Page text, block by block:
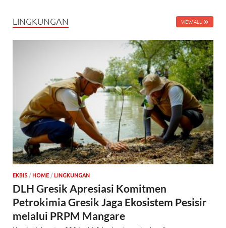
LINGKUNGAN VIEW ALL
EKBIS/ HOME / LINGKUNGAN
DLH Gresik Apresiasi Komitmen
Petrokimia Gresik Jaga Ekosistem Pesisir
melalui PRPM Mangare